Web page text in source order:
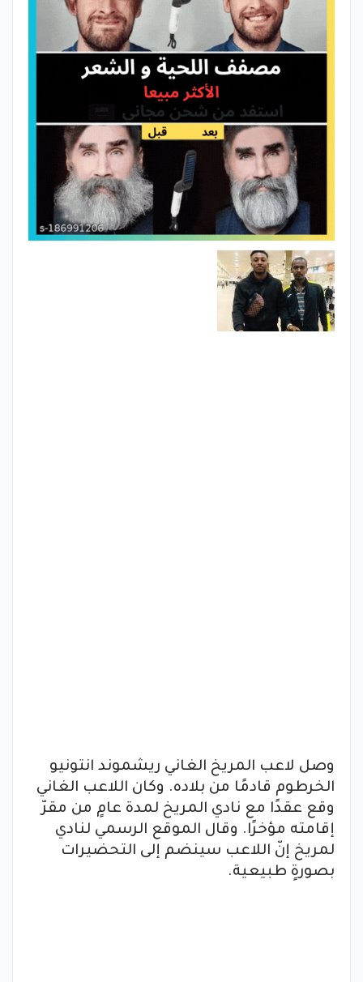
وصل لاعب المريخ الغاني ريشموند انتونيو
الخرطوم قادمًا من بلاده. وكان اللاعب الغاني
وقع عقدًا مع نادي المريخ لمدة عامٍ من مقرّ
إقامته مؤخرًا. وقال الموقع الرسمي لنادي
لمريخ إنّ اللاعب سينضم إلى التحضيرات
بصورةٍ طبيعية.